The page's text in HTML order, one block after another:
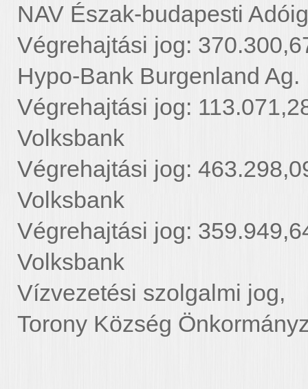
NAV Észak-budapesti
Végrehajtási jog:
Hypo-Bank Burgenland Ag.
Végrehajtási jog:
Volksbank
Végrehajtási jog:
Volksbank
Végrehajtási jog:
Volksbank
Vízvezetési
Torony Község